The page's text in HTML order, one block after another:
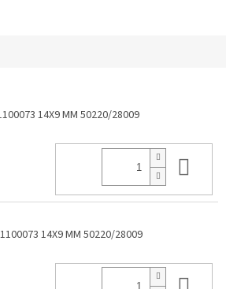
14X9 MM 50220/28009
14X9 MM 50220/28009